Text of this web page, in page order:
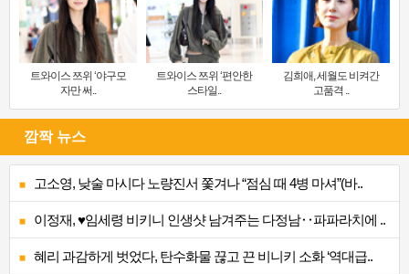
트와이스 쯔위 ‘야구모
자만 써..
트와이스 쯔위 ‘편안한
스타일..
김희애, 세월도 비켜간
고품격 ..
깜짝 뉴스
고소영, 낮술 마시다 노량진서 쫓겨나 “점심 때 4병 마셔”(바..
이정재, ♥임세령 비키니 인생샷 남겨주는 다정남‥파파라치에 ..
혜리 과감하게 벗었다, 탄수화물 끊고 끈 비니키 소화 ‘역대급..